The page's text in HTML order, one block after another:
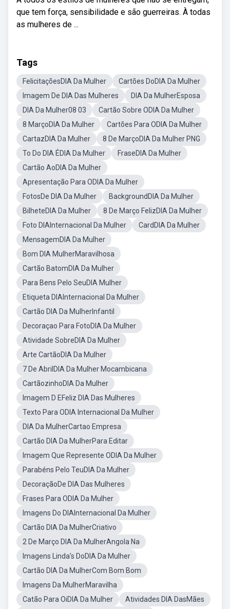
que tem força, sensibilidade e são guerreiras. À todas
as mulheres de ...
Tags
FelicitaçõesDIA Da Mulher
Cartões DoDIA Da Mulher
Imagem De DIA Das Mulheres
DIA Da MulherEsposa
DIA Da Mulher08 03
Cartão Sobre ODIA Da Mulher
8 MarçoDIA Da Mulher
Cartões Para ODIA Da Mulher
CartazDIA Da Mulher
8 De MarçoDIA Da Mulher PNG
To Do DIA ÉDIA Da Mulher
FraseDIA Da Mulher
Cartão AoDIA Da Mulher
Apresentação Para ODIA Da Mulher
FotosDe DIA Da Mulher
BackgroundDIA Da Mulher
BilheteDIA Da Mulher
8 De Março FelizDIA Da Mulher
Foto DIAInternacional Da Mulher
CardDIA Da Mulher
MensagemDIA Da Mulher
Bom DIA MulherMaravilhosa
Cartão BatomDIA Da Mulher
Para Bens Pelo SeuDIA Mulher
Etiqueta DIAInternacional Da Mulher
Cartão DIA Da MulherInfantil
Decoraçao Para FotoDIA Da Mulher
Atividade SobreDIA Da Mulher
Arte CartãoDIA Da Mulher
7 De AbrilDIA Da Mulher Mocambicana
CartãozinhoDIA Da Mulher
Imagem D EFeliz DIA Das Mulheres
Texto Para ODIA Internacional Da Mulher
DIA Da MulherCartao Empresa
Cartão DIA Da MulherPara Editar
Imagem Que Represente ODIA Da Mulher
Parabéns Pelo TeuDIA Da Mulher
DecoraçãoDe DIA Das Mulheres
Frases Para ODIA Da Mulher
Imagens Do DIAInternacional Da Mulher
Cartão DIA Da MulherCriativo
2 De Março DIA Da MulherAngola Na
Imagens Linda's DoDIA Da Mulher
Cartão DIA Da MulherCom Bom Bom
Imagens Da MulherMaravilha
Catão Para OiDIA Da Mulher
Atividades DIA DasMães